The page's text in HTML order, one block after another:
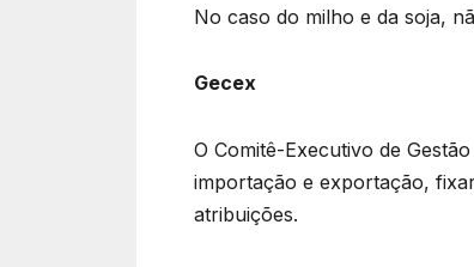
No caso do milho e da soja,
Gecex
O Comitê-Executivo de
importação e exportação,
atribuições.